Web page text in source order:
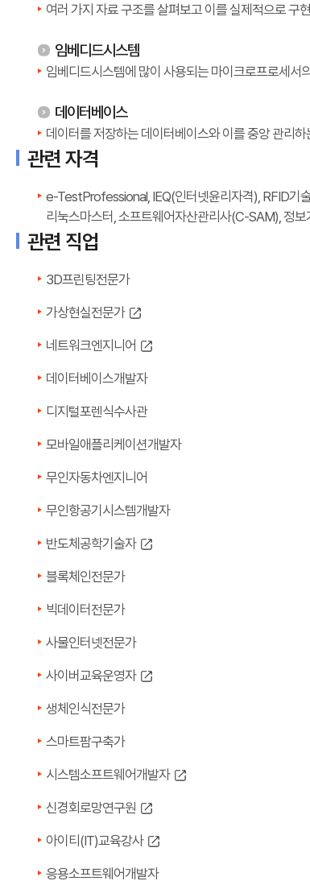
여러 가지 자료 구조를 살펴보고 이를 실제적으로 구
임베디드시스템
임베디드시스템에 많이 사용되는 마이크로프로세서
데이터베이스
데이터를 저장하는 데이터베이스와 이를 중앙 관리
관련 자격
e-TestProfessional, IEQ(인터넷윤리자격), RFID기
리눅스마스터, 소프트웨어자산관리사(C-SAM), 정
관련 직업
3D프린팅전문가
가상현실전문가
네트워크엔지니어
데이터베이스개발자
디지털포렌식수사관
모바일애플리케이션개발자
무인자동차엔지니어
무인항공기시스템개발자
반도체공학기술자
블록체인전문가
빅데이터전문가
사물인터넷전문가
사이버교육운영자
생체인식전문가
스마트팜구축가
시스템소프트웨어개발자
신경회로망연구원
아이티(IT)교육강사
응용소프트웨어개발자